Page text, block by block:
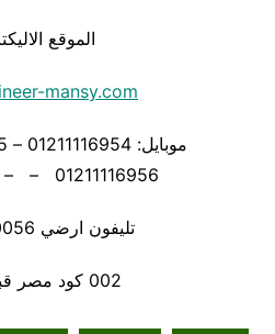
الموقع
mansy.com
تليفون ارضي 0225880056
002 كود مصر قبل الرقم